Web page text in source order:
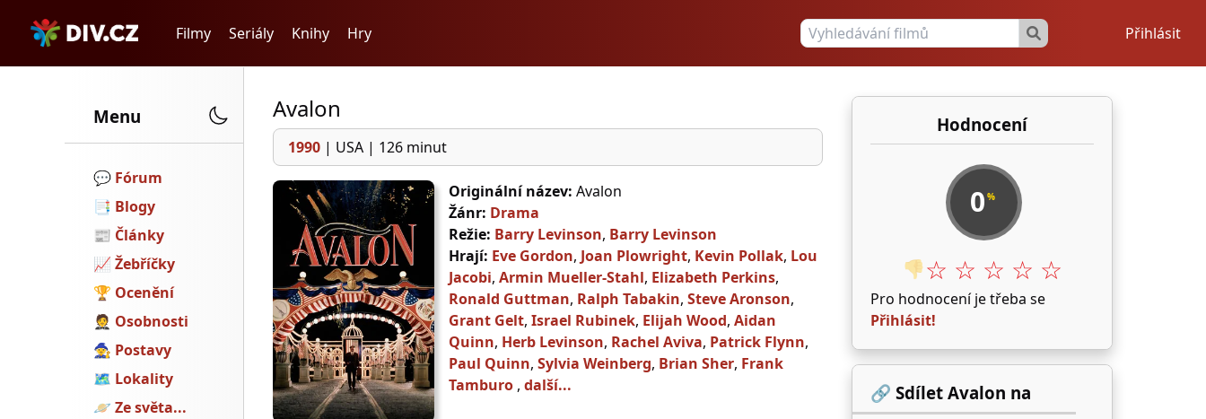
Filmy Seriály Knihy Hry Přihlásit
Menu
💬️ Fórum
📑 Blogy
📰 Články
📈 Žebříčky
🏆 Ocenění
🤵 Osobnosti
🧙 Postavy
🗺 Lokality
🪐 Ze světa...
Avalon
1990 | USA | 126 minut
Originální název: Avalon
Žánr: Drama
Režie: Barry Levinson, Barry Levinson
Hrají: Eve Gordon, Joan Plowright, Kevin Pollak, Lou
Jacobi, Armin Mueller-Stahl, Elizabeth Perkins,
Ronald Guttman, Ralph Tabakin, Steve Aronson,
Grant Gelt, Israel Rubinek, Elijah Wood, Aidan
Quinn, Herb Levinson, Rachel Aviva, Patrick Flynn,
Paul Quinn, Sylvia Weinberg, Brian Sher, Frank
Tamburo , další...
Hodnocení
0 %
👎☆ ☆ ☆ ☆ ☆
Pro hodnocení je třeba se
Přihlásit!
🔗 Sdílet Avalon na